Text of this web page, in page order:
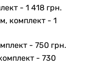
- 1 418 грн.
комплект - 1
- 750 грн.
- 730